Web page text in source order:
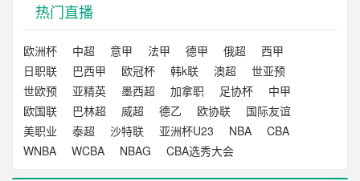
热门直播
欧洲杯 中超 意甲 法甲 德甲 俄超
西甲
日职联
巴西甲 欧冠杯 韩k联 澳超
世亚预
世欧预
亚精英 墨西超 加拿职 足协杯
中甲
欧国联
巴林超 威超 德乙 欧协联
国际友谊
美职业
泰超 沙特联 亚洲杯U23 NBA
CBA
WNBA
WCBA NBAG CBA选秀大会